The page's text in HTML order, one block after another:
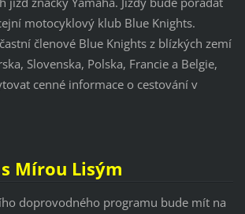
motocyklový klub Blue Knights.
členové Blue Knights z blízkých zemí
Slovenska, Polska, Francie a Belgie,
cenné informace o cestování v
Mírou Lisým
doprovodného programu bude mít na